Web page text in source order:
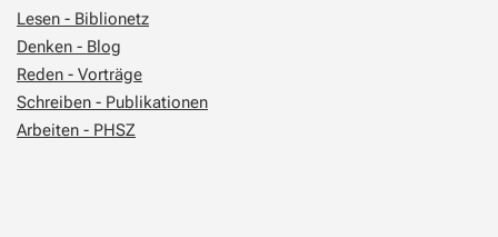
Lesen - Biblionetz
Denken - Blog
Reden - Vorträge
Schreiben - Publikationen
Arbeiten - PHSZ